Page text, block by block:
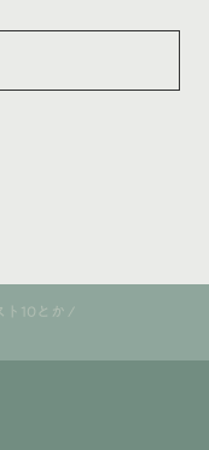
ト10とか /